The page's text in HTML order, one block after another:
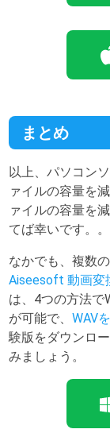
まとめ
以上、パソコン
ァイルの容量を
ァイルの容量を
てば幸いです。。
なかでも、複数
Aiseesoft 動画変
は、4つの方法で
が可能で、WAV
験版をダウンロ
みましょう。